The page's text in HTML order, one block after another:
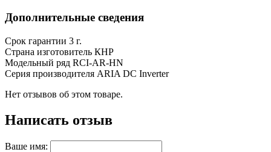
Дополнительные сведения
Срок гарантии 3 г.
Страна изготовитель КНР
Модельный ряд RCI-AR-HN
Серия производителя ARIA DC Inverter
Нет отзывов об этом товаре.
Написать отзыв
Ваше имя: